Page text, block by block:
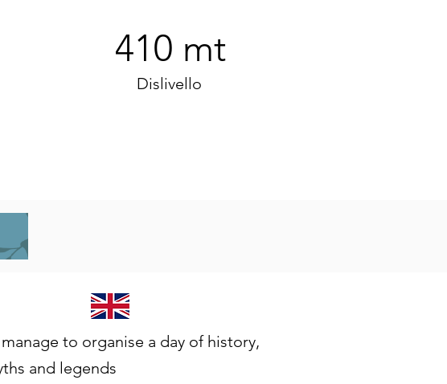
410 mt
Dislivello
to organise a day of history,
and legends